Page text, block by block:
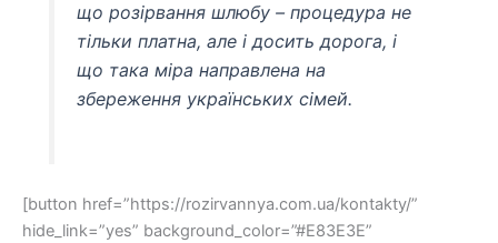
що розірвання шлюбу – процедура не
тільки платна, але і досить дорога, і
що така міра направлена ​​на
збереження українських сімей.
[button href=”https://rozirvannya.com.ua/kontakty/”
hide_link=”yes” background_color=”#E83E3E”